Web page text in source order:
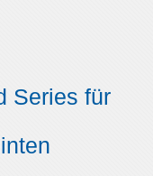
Series für